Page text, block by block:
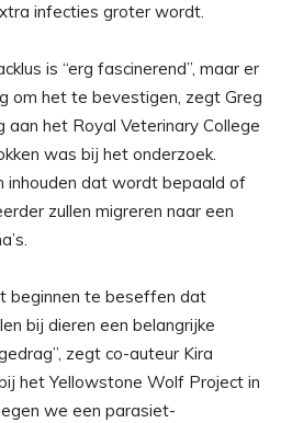
infecties groter wordt.
is “erg fascinerend”, maar er
om het te bevestigen, zegt Greg
aan het Royal Veterinary College
was bij het onderzoek.
inhouden dat wordt bepaald of
zullen migreren naar een
beginnen te beseffen dat
bij dieren een belangrijke
zegt co-auteur Kira
het Yellowstone Wolf Project in
we een parasiet-